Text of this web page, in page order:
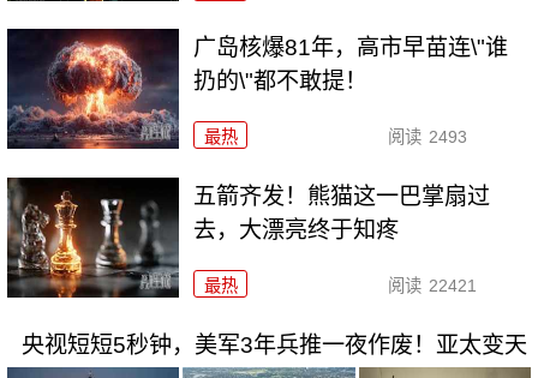
广岛核爆81年，高市早苗连\"谁
扔的\"都不敢提！
最热 阅读 2493
五箭齐发！熊猫这一巴掌扇过
去，大漂亮终于知疼
最热 阅读 22421
央视短短5秒钟，美军3年兵推一夜作废！亚太变天